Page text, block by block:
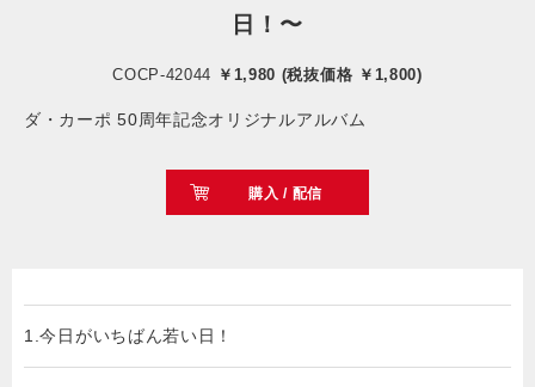
日！〜
COCP-42044 ￥1,980 (税抜価格 ￥1,800)
ダ・カーポ 50周年記念オリジナルアルバム
購入 / 配信
1.今日がいちばん若い日！